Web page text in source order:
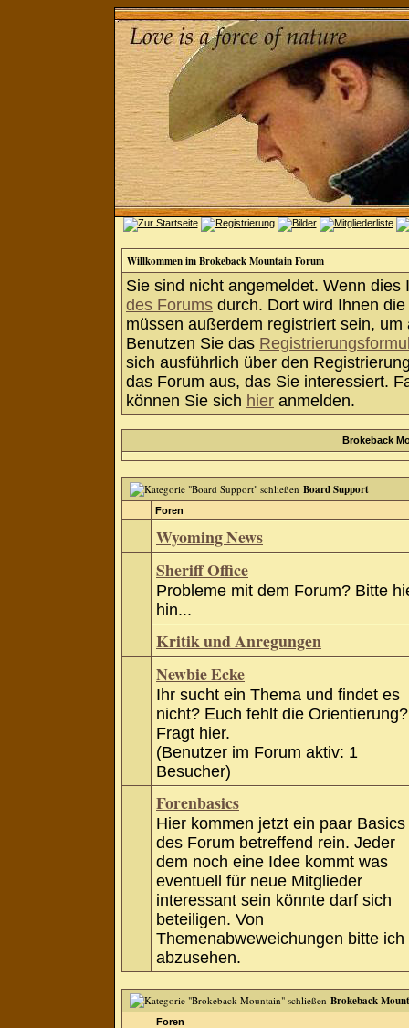
Willkommen im Brokeback Mountain Forum
Sie sind nicht angemeldet. Wenn
des Forums durch. Dort wird Ihnen
müssen außerdem registriert sein,
Benutzen Sie das
sich ausführlich über den
das Forum aus, das Sie interessiert.
können Sie sich hier anmelden.
Brokeback
Board Support
Foren
Wyoming News
Sheriff Office
Probleme mit dem Forum? Bitte
hin...
Kritik und Anregungen
Newbie Ecke
Ihr sucht ein Thema und findet es
nicht? Euch fehlt die Orientierung?
Fragt hier.
(Benutzer im Forum aktiv: 1
Besucher)
Forenbasics
Hier kommen jetzt ein paar Basics
des Forum betreffend rein. Jeder
dem noch eine Idee kommt was
eventuell für neue Mitglieder
interessant sein könnte darf sich
beteiligen. Von
Themenabweweichungen bitte ich
abzusehen.
Brokeback
Foren